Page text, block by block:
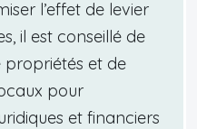
l’effet de levier
il est conseillé de
propriétés et de
pour
et financiers